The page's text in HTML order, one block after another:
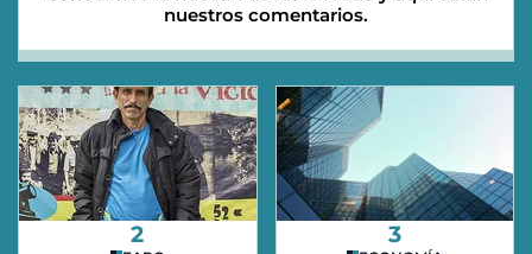
nuestros comentarios.
2 3